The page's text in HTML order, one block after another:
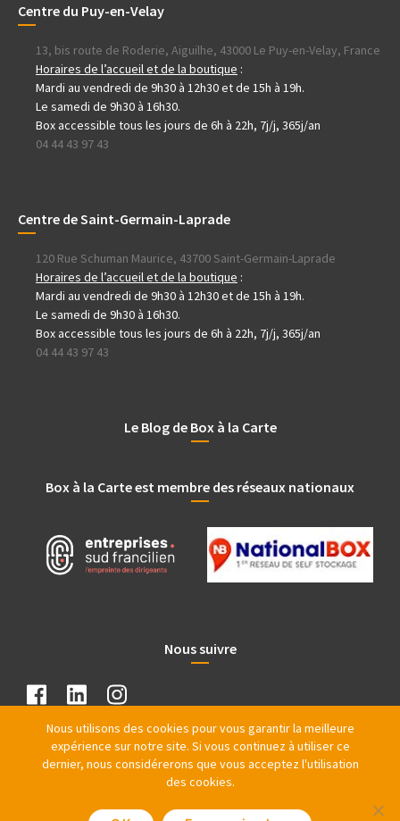
Centre du Puy-en-Velay
13, bis route de Roderie, Aiguilhe, 43000 Le Puy-en-Velay, France
Horaires de l’accueil et de la boutique :
Mardi au vendredi de 9h30 à 12h30 et de 15h à 19h.
Le samedi de 9h30 à 16h30.
Box accessible tous les jours de 6h à 22h, 7j/j, 365j/an
04 44 43 97 43
Centre de Saint-Germain-Laprade
120 Rue Schuman Maurice, 43700 Saint-Germain-Laprade
Horaires de l’accueil et de la boutique :
Mardi au vendredi de 9h30 à 12h30 et de 15h à 19h.
Le samedi de 9h30 à 16h30.
Box accessible tous les jours de 6h à 22h, 7j/j, 365j/an
04 44 43 97 43
Le Blog de Box à la Carte
Box à la Carte est membre des réseaux nationaux
Nous suivre
Nous utilisons des cookies pour vous garantir la meilleure
expérience sur notre site. Si vous continuez à utiliser ce
dernier, nous considérerons que vous acceptez l'utilisation
des cookies.